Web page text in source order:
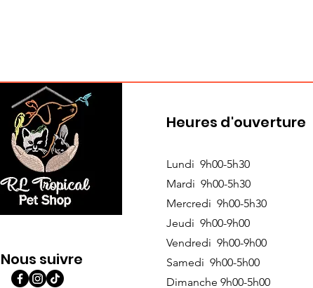
Nous suivre
Heures d'ouverture
Lundi 9h00-5h30
Mardi 9h00-5h30
Mercredi 9h00-5h30
Jeudi 9h00-9h00
Vendredi 9h00-9h00
Samedi 9h00-5h00
Dimanche 9h00-5h00